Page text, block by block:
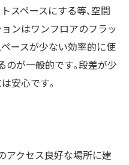
スペースにする等､空間
ンはワンフロアのフラッ
ースが少ない効率的に使
のが一般的です｡段差が少
安心です｡
アクセス良好な場所に建